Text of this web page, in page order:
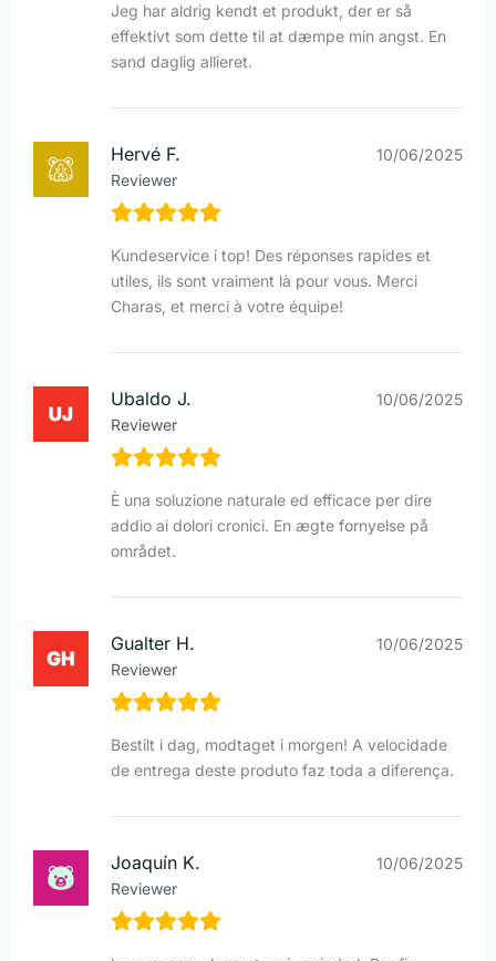
Jeg har aldrig kendt et produkt, der er så
effektivt som dette til at dæmpe min angst. En
sand daglig allieret.
Hervé F.
Reviewer
10/06/2025
Kundeservice i top! Des réponses rapides et
utiles, ils sont vraiment là pour vous. Merci
Charas, et merci à votre équipe!
Ubaldo J.
Reviewer
10/06/2025
È una soluzione naturale ed efficace per dire
addio ai dolori cronici. En ægte fornyelse på
området.
Gualter H.
Reviewer
10/06/2025
Bestilt i dag, modtaget i morgen! A velocidade
de entrega deste produto faz toda a diferença.
Joaquín K.
Reviewer
10/06/2025